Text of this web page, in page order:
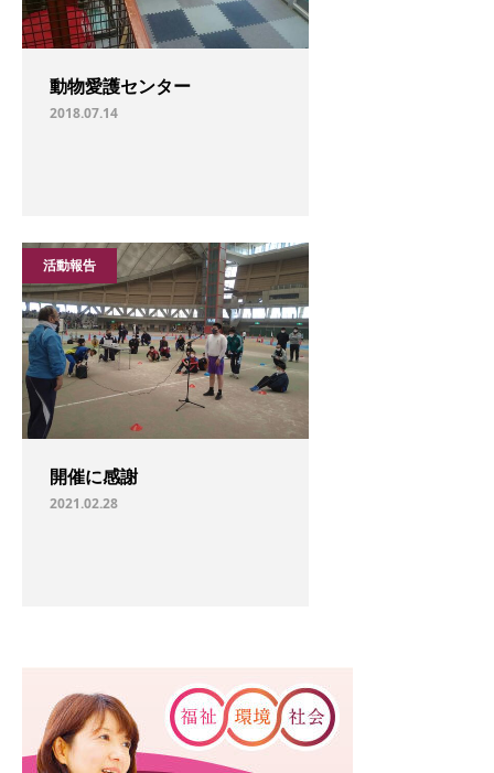
動物愛護センター
2018.07.14
開催に感謝
2021.02.28
活動報告